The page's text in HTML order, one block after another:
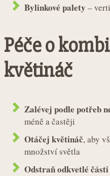
Bylinkové palety –
Péče o
květináč
Zalévej podle potřeb
méně a častěji
Otáčej květináč, aby
množství světla
Odstraň odkvetlé části